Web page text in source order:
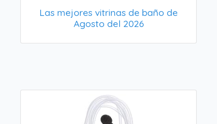
Las mejores vitrinas de baño de
Agosto del 2026